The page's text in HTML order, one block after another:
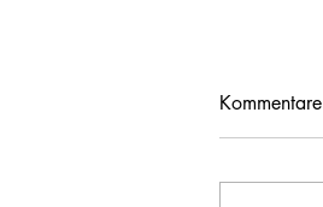
Kommentare